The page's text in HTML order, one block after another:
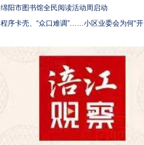
绵阳市图书馆全民阅读活动周启动
程序卡壳、“众口难调”……小区业委会为何“开